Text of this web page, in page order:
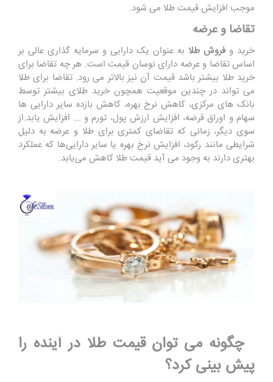
موجب افزایش قیمت طلا می شود.
تقاضا و عرضه
خرید و فروش طلا به عنوان یک دارایی و سرمایه گذاری عالی بر
اساس تقاضا و عرضه دارای نوسان قیمت است. هر چه تقاضا برای
خرید طلا بیشتر باشد قیمت آن نیز بالاتر می رود. تقاضا برای طلا
می تواند در چندین موقعیت همچون خرید طلای بیشتر توسط
بانک های مرکزی، کاهش نرخ بهره، کاهش بازده سایر دارایی ها
سهام و اوراق قرضه، افزایش ارزش پول، تورم و ... افزایش یابد.از
سوی دیگر، زمانی که تقاضای کمتری برای طلا و عرضه به دلیل
شرایطی مانند رکود، افزایش نرخ بهره یا سایر دارایی‌ها که عملکرد
بهتری دارند به وجود می آید قیمت طلا کاهش می‌یابد.
چگونه می توان قیمت طلا در آینده را
پیش بینی کرد؟